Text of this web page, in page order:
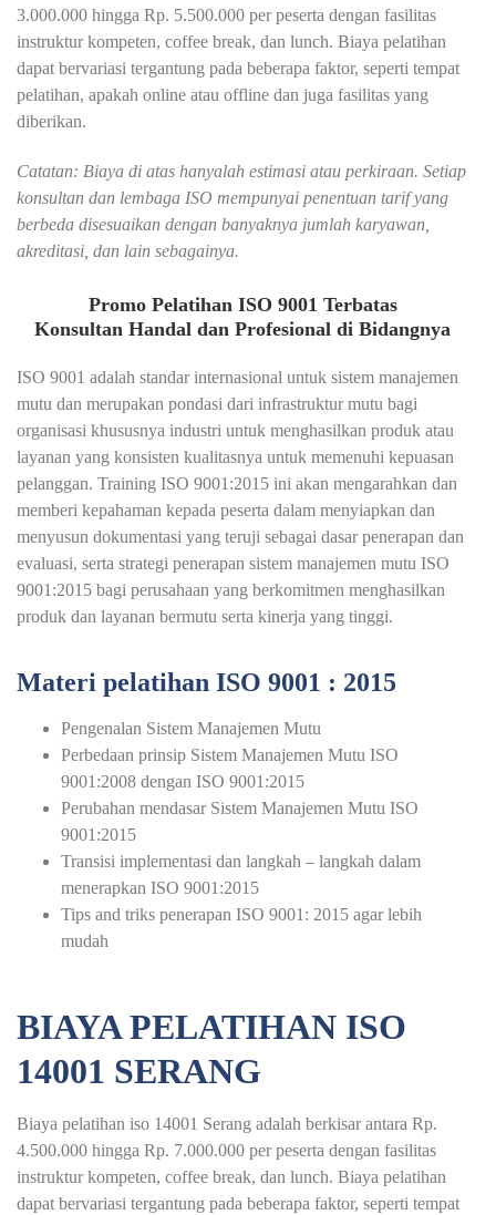
3.000.000 hingga Rp. 5.500.000 per peserta dengan fasilitas
instruktur kompeten, coffee break, dan lunch. Biaya pelatihan
dapat bervariasi tergantung pada beberapa faktor, seperti tempat
pelatihan, apakah online atau offline dan juga fasilitas yang
diberikan.
Catatan: Biaya di atas hanyalah estimasi atau perkiraan. Setiap
konsultan dan lembaga ISO mempunyai penentuan tarif yang
berbeda disesuaikan dengan banyaknya jumlah karyawan,
akreditasi, dan lain sebagainya.
Promo Pelatihan ISO 9001 Terbatas
Konsultan Handal dan Profesional di Bidangnya
ISO 9001 adalah standar internasional untuk sistem manajemen
mutu dan merupakan pondasi dari infrastruktur mutu bagi
organisasi khususnya industri untuk menghasilkan produk atau
layanan yang konsisten kualitasnya untuk memenuhi kepuasan
pelanggan. Training ISO 9001:2015 ini akan mengarahkan dan
memberi kepahaman kepada peserta dalam menyiapkan dan
menyusun dokumentasi yang teruji sebagai dasar penerapan dan
evaluasi, serta strategi penerapan sistem manajemen mutu ISO
9001:2015 bagi perusahaan yang berkomitmen menghasilkan
produk dan layanan bermutu serta kinerja yang tinggi.
Materi pelatihan ISO 9001 : 2015
Pengenalan Sistem Manajemen Mutu
Perbedaan prinsip Sistem Manajemen Mutu ISO
9001:2008 dengan ISO 9001:2015
Perubahan mendasar Sistem Manajemen Mutu ISO
9001:2015
Transisi implementasi dan langkah – langkah dalam
menerapkan ISO 9001:2015
Tips and triks penerapan ISO 9001: 2015 agar lebih
mudah
BIAYA PELATIHAN ISO
14001 SERANG
Biaya pelatihan iso 14001 Serang adalah berkisar antara Rp.
4.500.000 hingga Rp. 7.000.000 per peserta dengan fasilitas
instruktur kompeten, coffee break, dan lunch. Biaya pelatihan
dapat bervariasi tergantung pada beberapa faktor, seperti tempat